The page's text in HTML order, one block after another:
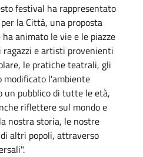
festival ha rappresentato
la Città, una proposta
animato le vie e le piazze
e artisti provenienti
le pratiche teatrali, gli
modificato l'ambiente
un pubblico di tutte le età,
riflettere sul mondo e
nostra storia, le nostre
altri popoli, attraverso